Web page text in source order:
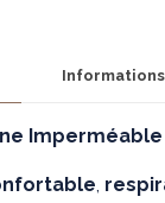
Imperméable
,